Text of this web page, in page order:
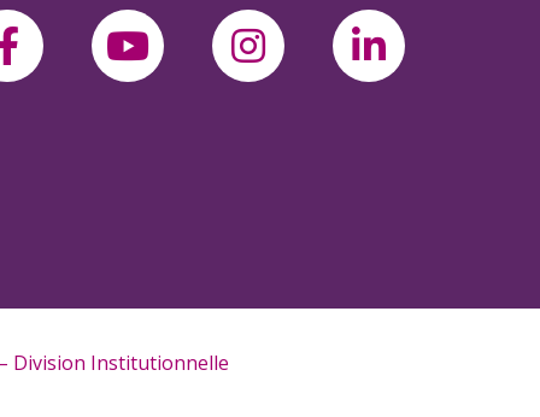
facebook-fyoutubeinstagramlinkedin-
Division Institutionnelle